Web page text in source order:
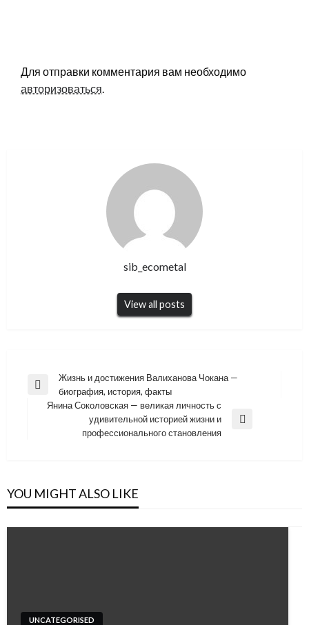
Для отправки комментария вам необходимо
авторизоваться.
sib_ecometal
View all posts
Навигация
Previous
Жизнь и достижения Валиханова Чокана —
биография, история, факты
Янина Соколовская — великая личность с
удивительной историей жизни и
профессионального становления
YOU MIGHT ALSO LIKE
UNCATEGORISED